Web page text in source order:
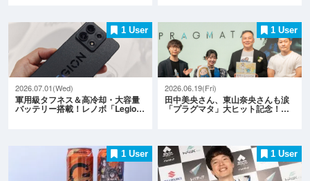
1 User
2026.07.01(Wed)
軍用級タフネス＆高冷却・大容量
バッテリー搭載！レノボ「Legio…
1 User
2026.06.19(Fri)
田中美央さん、東山奈央さんも涙
「プラグマタ」大ヒット記念！…
1 User 1 User